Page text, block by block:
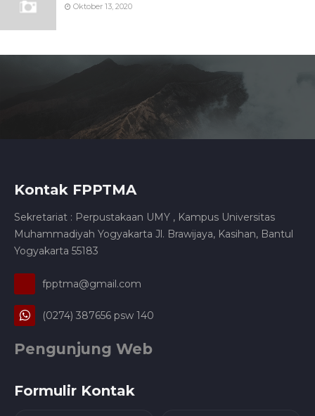
Oktober 13, 2020
Kontak FPPTMA
Sekretariat : Perpustakaan UMY , Kampus Universitas
Muhammadiyah Yogyakarta Jl. Brawijaya, Kasihan, Bantul
Yogyakarta 55183
fpptma@gmail.com
(0274) 387656 psw 140
Pengunjung Web
Formulir Kontak